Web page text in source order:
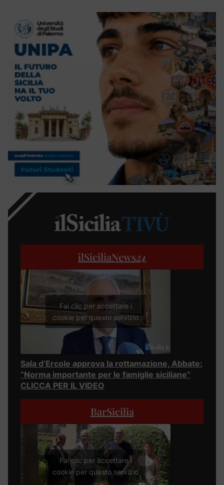
ilSiciliaNews24
Fai clic per accettare i
cookie per questo servizio
Sala d’Ercole approva la rottamazione, Abbate:
“Norma importante per le famiglie siciliane”
CLICCA PER IL VIDEO
BarSicilia
Fai clic per accettare i
cookie per questo servizio